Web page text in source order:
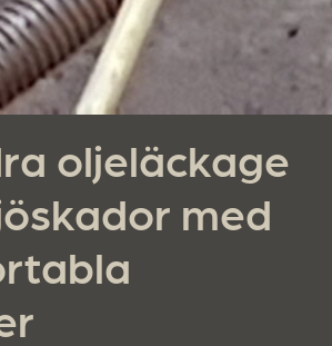
oljeläckage
med